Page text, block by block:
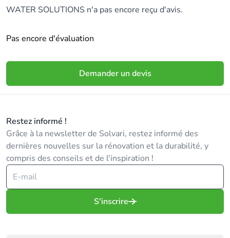
WATER SOLUTIONS n'a pas encore reçu d'avis.
Pas encore d'évaluation
Demander un devis
Restez informé !
Grâce à la newsletter de Solvari, restez informé des
dernières nouvelles sur la rénovation et la durabilité, y
compris des conseils et de l'inspiration !
S'inscrire